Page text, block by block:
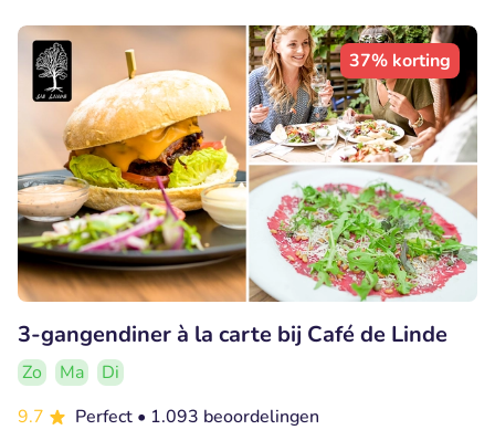
37% korting
3-gangendiner à la carte bij Café de Linde
Zo Ma
Di
9.7
Perfect • 1.093 beoordelingen